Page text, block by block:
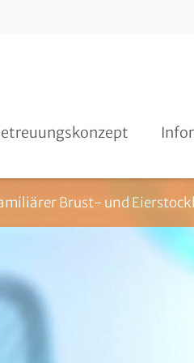
Brust- und